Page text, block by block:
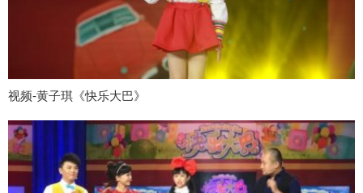
视频-黄子琪《快乐大巴》